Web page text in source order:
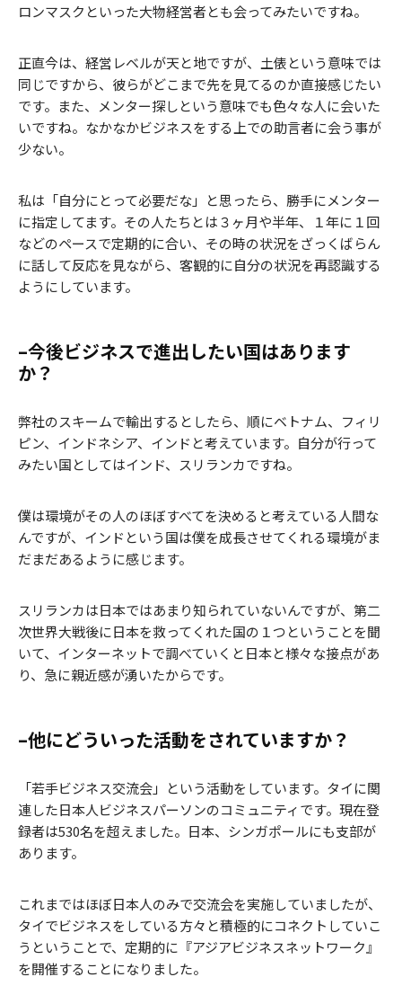
ロンマスクといった大物経営者とも会ってみたいですね。
正直今は、経営レベルが天と地ですが、土俵という意味では
同じですから、彼らがどこまで先を見てるのか直接感じたい
です。また、メンター探しという意味でも色々な人に会いた
いですね。なかなかビジネスをする上での助言者に会う事が
少ない。
私は「自分にとって必要だな」と思ったら、勝手にメンター
に指定してます。その人たちとは３ヶ月や半年、１年に１回
などのペースで定期的に合い、その時の状況をざっくばらん
に話して反応を見ながら、客観的に自分の状況を再認識する
ようにしています。
–今後ビジネスで進出したい国はあります
か？
弊社のスキームで輸出するとしたら、順にベトナム、フィリ
ピン、インドネシア、インドと考えています。自分が行って
みたい国としてはインド、スリランカですね。
僕は環境がその人のほぼすべてを決めると考えている人間な
んですが、インドという国は僕を成長させてくれる環境がま
だまだあるように感じます。
スリランカは日本ではあまり知られていないんですが、第二
次世界大戦後に日本を救ってくれた国の１つということを聞
いて、インターネットで調べていくと日本と様々な接点があ
り、急に親近感が湧いたからです。
–他にどういった活動をされていますか？
「若手ビジネス交流会」という活動をしています。タイに関
連した日本人ビジネスパーソンのコミュニティです。現在登
録者は530名を超えました。日本、シンガポールにも支部が
あります。
これまではほぼ日本人のみで交流会を実施していましたが、
タイでビジネスをしている方々と積極的にコネクトしていこ
うということで、定期的に『アジアビジネスネットワーク』
を開催することになりました。